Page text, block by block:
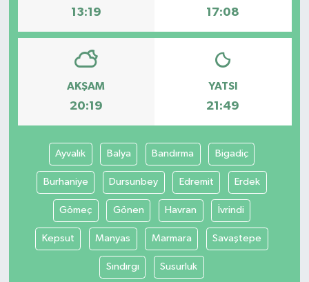
13:19 17:08
AKŞAM
20:19
YATSI
21:49
Ayvalık Balya Bandırma Bigadiç
Burhaniye Dursunbey Edremit Erdek
Gömeç Gönen Havran İvrindi
Kepsut Manyas Marmara Savaştepe
Sındırgı Susurluk